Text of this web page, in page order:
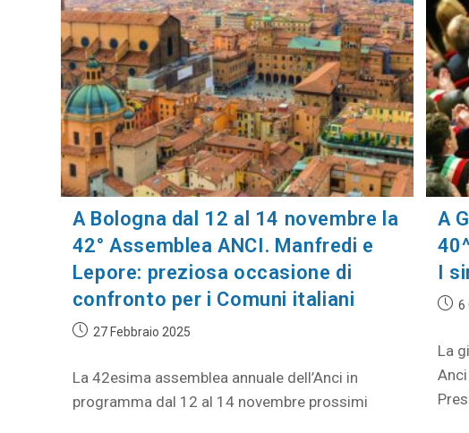
A Bologna dal 12 al 14 novembre la
42° Assemblea ANCI. Manfredi e
Lepore: preziosa occasione di
confronto per i Comuni italiani
27 Febbraio 2025
La 42esima assemblea annuale dell’Anci in
programma dal 12 al 14 novembre prossimi
A
I
6
La